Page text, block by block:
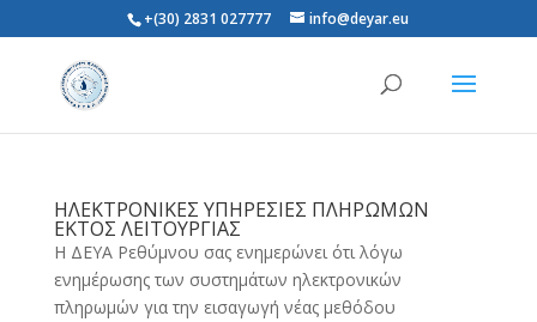
+(30) 2831 027777 info@deyar.eu
ΗΛΕΚΤΡΟΝΙΚΕΣ ΥΠΗΡΕΣΙΕΣ ΠΛΗΡΩΜΩΝ
ΕΚΤΟΣ ΛΕΙΤΟΥΡΓΙΑΣ
Η ΔΕΥΑ Ρεθύμνου σας ενημερώνει ότι λόγω
ενημέρωσης των συστημάτων ηλεκτρονικών
πληρωμών για την εισαγωγή νέας μεθόδου